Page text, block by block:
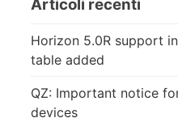
Articoli recenti
Horizon 5.0R support
table added
QZ: Important notice
devices